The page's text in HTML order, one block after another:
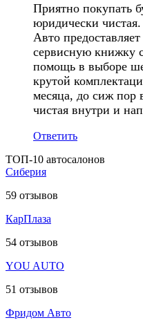
Приятно покупать
юридически
Авто
сервисную книжку
помощь в выборе
крутой
месяца, до сиж пор
чистая внутри и
Ответить
ТОП-10 автосалонов
Сиберия
59 отзывов
КарПлаза
54 отзывов
YOU AUTO
51 отзывов
Фридом Авто